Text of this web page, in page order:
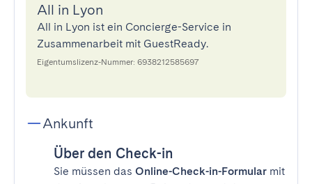
All in Lyon
All in Lyon ist ein Concierge-Service in
Zusammenarbeit mit GuestReady.
Eigentumslizenz-Nummer: 6938212585697
Ankunft
Über den Check-in
Sie müssen das Online-Check-in-Formular mit